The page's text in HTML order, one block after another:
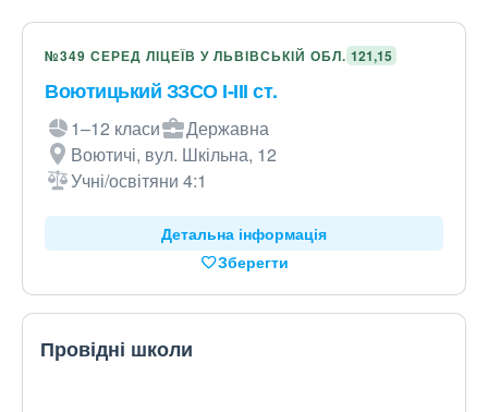
№349 СЕРЕД ЛІЦЕЇВ У ЛЬВІВСЬКІЙ ОБЛ. 121,15
Воютицький ЗЗСО І-ІІІ ст.
1–12 класи
Державна
Воютичі, вул. Шкільна, 12
Учні/освітяни 4:1
Детальна інформація
Зберегти
Провідні школи